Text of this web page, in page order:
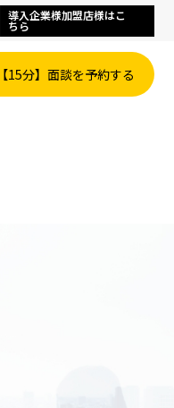
導入企業様加盟店様はこ
ちら
【15分】面談を予約する